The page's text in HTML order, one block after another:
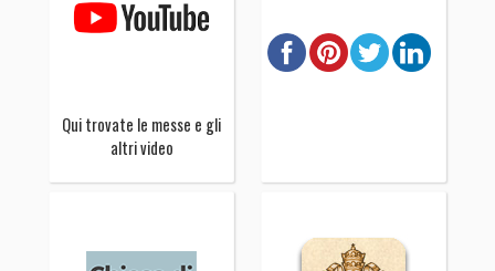
Qui trovate le messe e gli
altri video